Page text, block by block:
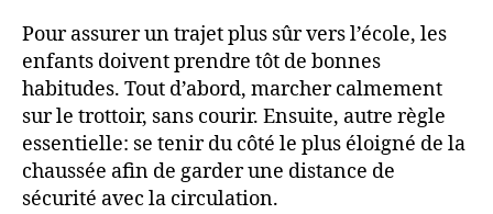
Pour assurer un trajet plus sûr vers l’école, les
enfants doivent prendre tôt de bonnes
habitudes. Tout d’abord, marcher calmement
sur le trottoir, sans courir. Ensuite, autre règle
essentielle: se tenir du côté le plus éloigné de la
chaussée afin de garder une distance de
sécurité avec la circulation.